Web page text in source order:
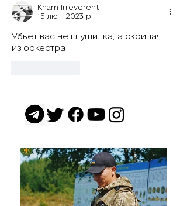
Kham Irreverent
15 лют. 2023 р.
Убьет вас не глушилка, а скрипач
из оркестра